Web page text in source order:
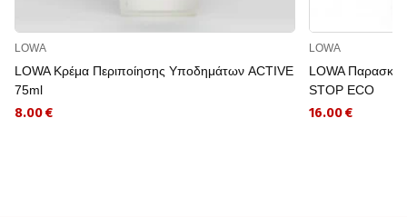
LOWA
LOWA Κρέμα Περιποίησης Υποδημάτων ACTIVE
75ml
8.00 €
LOWA
LOWA
STOP ECO
16.00 €